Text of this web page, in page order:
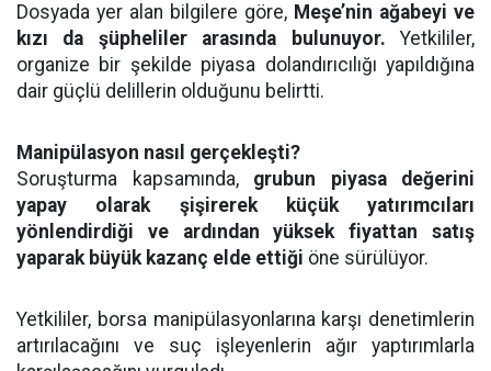
Dosyada yer alan bilgilere göre, Meşe’nin ağabeyi ve
kızı da şüpheliler arasında bulunuyor. Yetkililer,
organize bir şekilde piyasa dolandırıcılığı yapıldığına
dair güçlü delillerin olduğunu belirtti.
Manipülasyon nasıl gerçekleşti?
Soruşturma kapsamında, grubun piyasa değerini
yapay olarak şişirerek küçük yatırımcıları
yönlendirdiği ve ardından yüksek fiyattan satış
yaparak büyük kazanç elde ettiği öne sürülüyor.
Yetkililer, borsa manipülasyonlarına karşı denetimlerin
artırılacağını ve suç işleyenlerin ağır yaptırımlarla